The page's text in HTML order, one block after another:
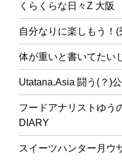
くらくらな日々Z 大阪
自分なりに楽しもう！
体が重いと書いてたい
Utatana.Asia 闘う(？)
フードアナリストゆう
DIARY
スイーツハンター月ウ